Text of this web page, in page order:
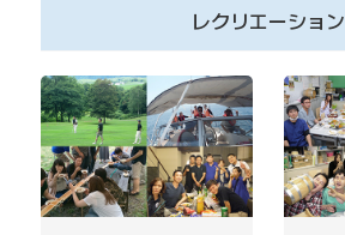
レクリエーション